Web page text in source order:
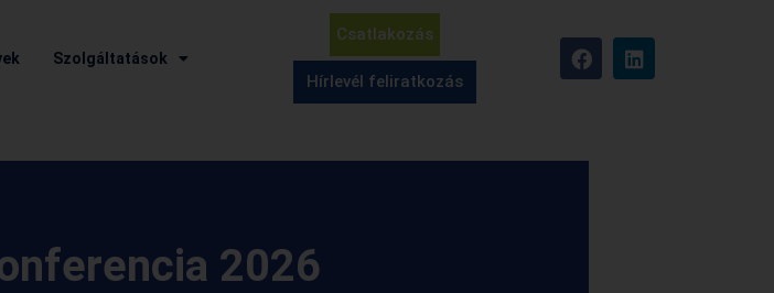
Szolgáltatások
Csatlakozás
Hírlevél feliratkozás
2026